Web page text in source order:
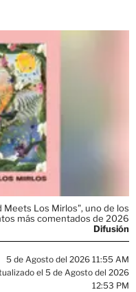
Meets Los Mirlos", uno de los
más comentados de 2026
Difusión
5 de Agosto del 2026 11:55 AM
el 5 de Agosto del 2026
12:53 PM